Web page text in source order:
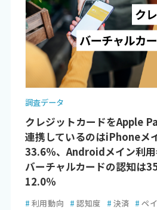
調査データ
クレジットカードをApple
連携しているのはiPhoneメ
33.6％、Androidメイン利
バーチャルカードの認知は
12.0％
# 利用動向 # 認知度 # 決済 # ペ